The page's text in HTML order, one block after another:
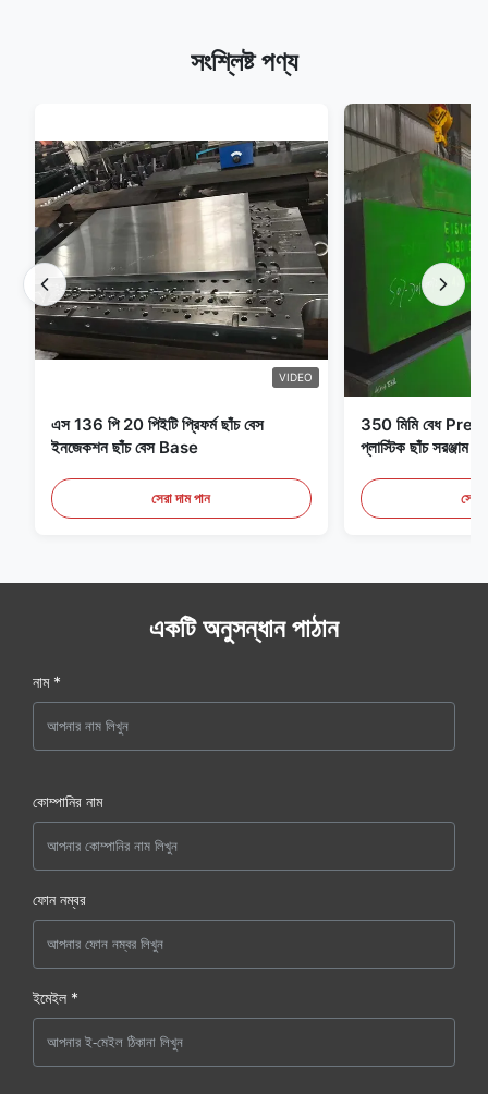
সংশ্লিষ্ট পণ্য
VIDEO
এস 136 পি 20 পিইটি প্রিফর্ম ছাঁচ বেস
ইনজেকশন ছাঁচ বেস Base
সেরা দাম পান
350 মিমি বেধ
প্লাস্টিক ছাঁচ সরঞ্জাম
সেরা
একটি অনুসন্ধান পাঠান
নাম *
কোম্পানির নাম
ফোন নম্বর
ইমেইল *